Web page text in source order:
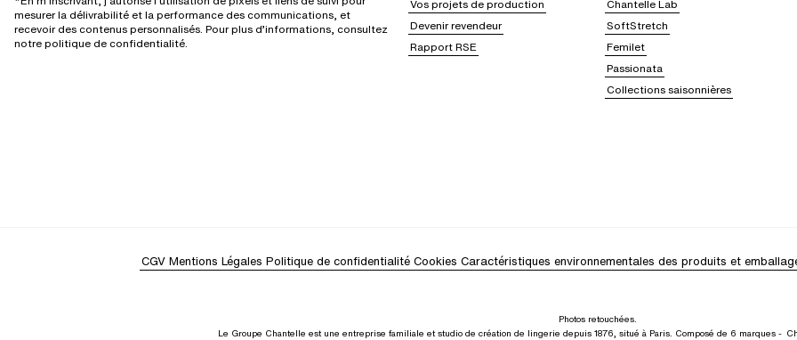
mesurer la délivrabilité et la performance des communications, et
recevoir des contenus personnalisés. Pour plus d’informations, consultez
notre politique de confidentialité.
Vos projets de production
Devenir revendeur
Rapport RSE
Chantelle Lab
SoftStretch
Femilet
Passionata
Collections saisonnières
CGV Mentions Légales Politique de confidentialité Cookies Caractéristiques environnementales des produits et
Photos retouchées.
Le Groupe Chantelle est une entreprise familiale et studio de création de lingerie depuis 1876, situé à Paris. Composé de 6 marques -